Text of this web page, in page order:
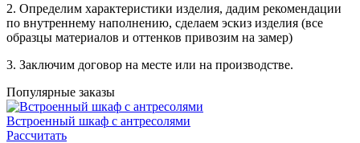
2. Определим характеристики изделия, дадим рекомендации
по внутреннему наполнению, сделаем эскиз изделия (все
образцы материалов и оттенков привозим на замер)
3. Заключим договор на месте или на производстве.
Популярные заказы
Встроенный шкаф с антресолями
Рассчитать